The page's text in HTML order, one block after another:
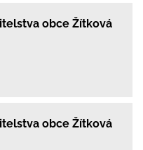
obce Žítková
obce Žítková